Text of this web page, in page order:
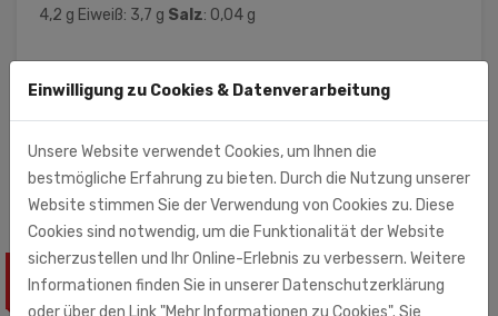
4,2 g Eiweiß: 3,7 g Salz: 0,04 g
Monolith Unternehmensgruppe (Importeur)
ÄHNLICHE PRODUKTE
Einwilligung zu Cookies & Datenverarbeitung
Unsere Website verwendet Cookies, um Ihnen die
bestmögliche Erfahrung zu bieten. Durch die Nutzung unserer
Website stimmen Sie der Verwendung von Cookies zu. Diese
Cookies sind notwendig, um die Funktionalität der Website
sicherzustellen und Ihr Online-Erlebnis zu verbessern. Weitere
Informationen finden Sie in unserer Datenschutzerklärung
oder über den Link "Mehr Informationen zu Cookies". Sie